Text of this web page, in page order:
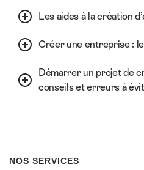
Les aides à la création
Créer une entreprise :
Démarrer un projet de
conseils et erreurs à
NOS SERVICES